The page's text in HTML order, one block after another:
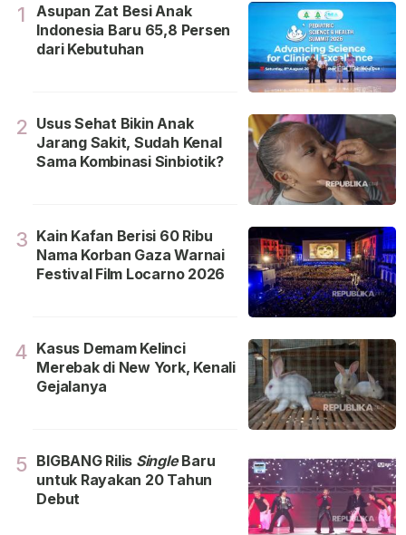
1
Asupan Zat Besi Anak
Indonesia Baru 65,8 Persen
dari Kebutuhan
2 Usus Sehat Bikin Anak
Jarang Sakit, Sudah Kenal
Sama Kombinasi Sinbiotik?
3 Kain Kafan Berisi 60 Ribu
Nama Korban Gaza Warnai
Festival Film Locarno 2026
4 Kasus Demam Kelinci
Merebak di New York, Kenali
Gejalanya
5 BIGBANG Rilis SingleBaru
untuk Rayakan 20 Tahun
Debut